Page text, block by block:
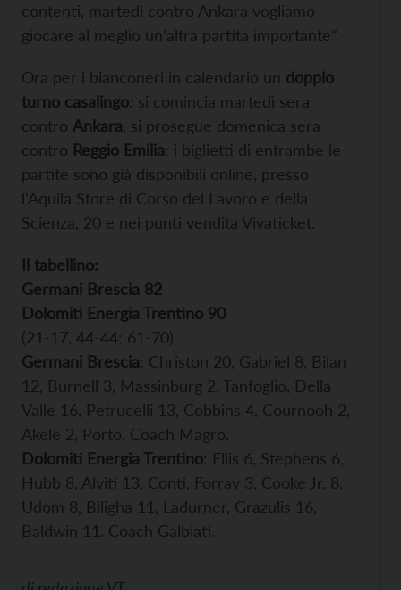
contenti, martedì contro Ankara vogliamo
giocare al meglio un’altra partita importante”.
Ora per i bianconeri in calendario un doppio
turno casalingo: si comincia martedì sera
contro Ankara , si prosegue domenica sera
contro Reggio Emilia: i biglietti di entrambe le
partite sono già disponibili online, presso
l’Aquila Store di Corso del Lavoro e della
Scienza, 20 e nei punti vendita Vivaticket.
Il tabellino:
Germani Brescia 82
Dolomiti Energia Trentino 90
(21-17, 44-44; 61-70)
Germani Brescia: Christon 20, Gabriel 8, Bilan
12, Burnell 3, Massinburg 2, Tanfoglio, Della
Valle 16, Petrucelli 13, Cobbins 4, Cournooh 2,
Akele 2, Porto. Coach Magro.
Dolomiti Energia Trentino: Ellis 6, Stephens 6,
Hubb 8, Alviti 13, Conti, Forray 3, Cooke Jr. 8,
Udom 8, Biligha 11, Ladurner, Grazulis 16,
Baldwin 11. Coach Galbiati.